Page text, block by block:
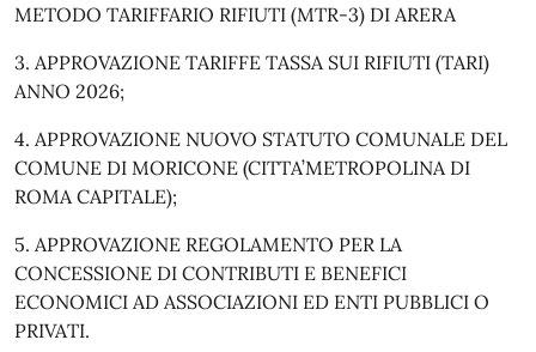
METODO TARIFFARIO RIFIUTI (MTR-3) DI ARERA
3. APPROVAZIONE TARIFFE TASSA SUI RIFIUTI (TARI)
ANNO 2026;
4. APPROVAZIONE NUOVO STATUTO COMUNALE DEL
COMUNE DI MORICONE (CITTA’METROPOLINA DI
ROMA CAPITALE);
5. APPROVAZIONE REGOLAMENTO PER LA
CONCESSIONE DI CONTRIBUTI E BENEFICI
ECONOMICI AD ASSOCIAZIONI ED ENTI PUBBLICI O
PRIVATI.